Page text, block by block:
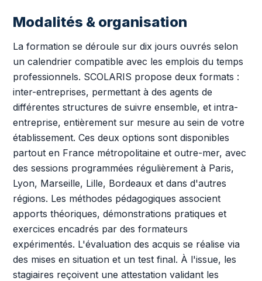
Modalités & organisation
La formation se déroule sur dix jours ouvrés selon
un calendrier compatible avec les emplois du temps
professionnels. SCOLARIS propose deux formats :
inter-entreprises, permettant à des agents de
différentes structures de suivre ensemble, et intra-
entreprise, entièrement sur mesure au sein de votre
établissement. Ces deux options sont disponibles
partout en France métropolitaine et outre-mer, avec
des sessions programmées régulièrement à Paris,
Lyon, Marseille, Lille, Bordeaux et dans d'autres
régions. Les méthodes pédagogiques associent
apports théoriques, démonstrations pratiques et
exercices encadrés par des formateurs
expérimentés. L'évaluation des acquis se réalise via
des mises en situation et un test final. À l'issue, les
stagiaires reçoivent une attestation validant les